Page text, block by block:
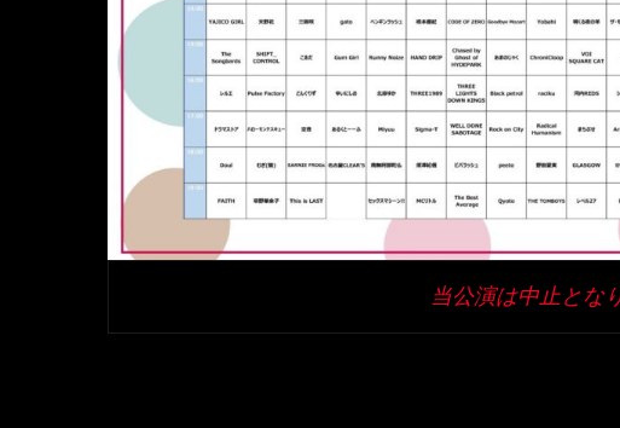
当公演は中止とな